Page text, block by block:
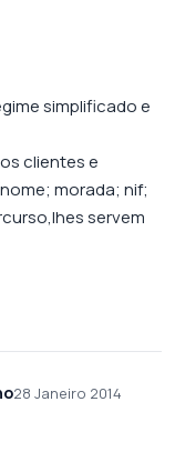
simplificado e
clientes e
morada; nif;
servem
28 Janeiro 2014